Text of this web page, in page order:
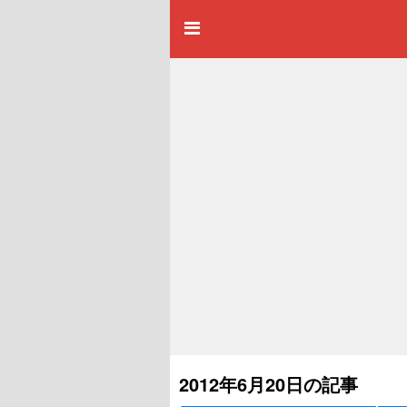
2012年6月20日の記事